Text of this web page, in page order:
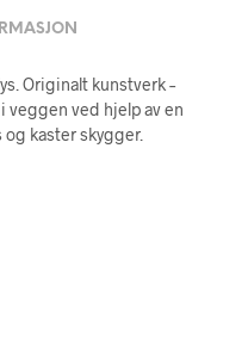
Originalt kunstverk –
veggen ved hjelp av en
kaster skygger.